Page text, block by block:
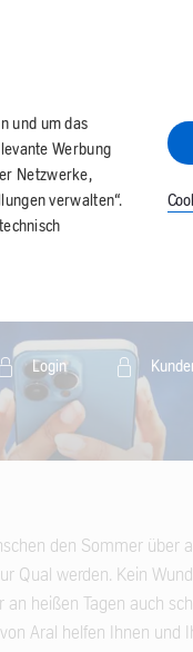
und um das
Werbung
Netzwerke,
verwalten“.
Login
den Sommer über
Qual werden. Kein
an heißen Tagen auch
Aral helfen Ihnen und